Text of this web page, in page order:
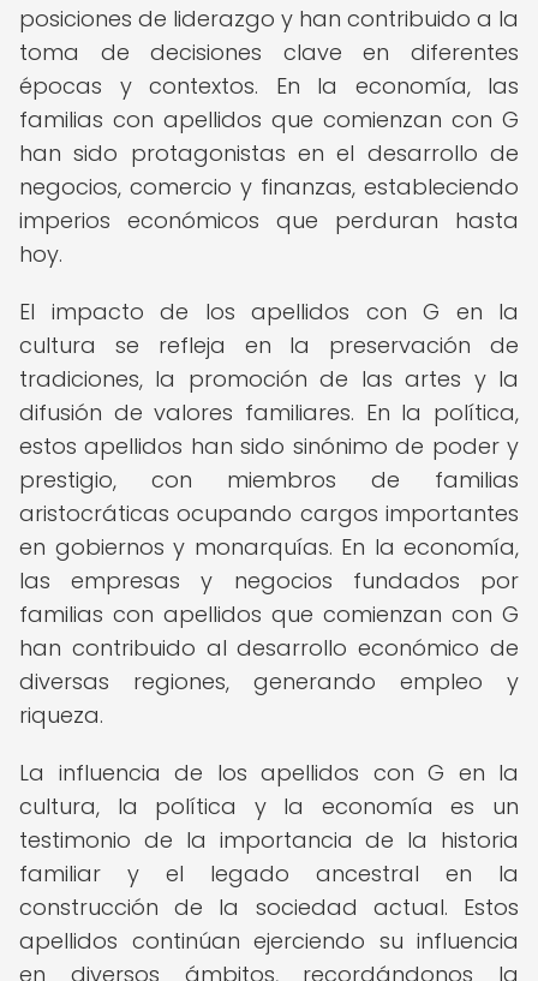
posiciones de liderazgo y han contribuido a la
toma de decisiones clave en diferentes
épocas y contextos. En la economía, las
familias con apellidos que comienzan con G
han sido protagonistas en el desarrollo de
negocios, comercio y finanzas, estableciendo
imperios económicos que perduran hasta
hoy.
El impacto de los apellidos con G en la
cultura se refleja en la preservación de
tradiciones, la promoción de las artes y la
difusión de valores familiares. En la política,
estos apellidos han sido sinónimo de poder y
prestigio, con miembros de familias
aristocráticas ocupando cargos importantes
en gobiernos y monarquías. En la economía,
las empresas y negocios fundados por
familias con apellidos que comienzan con G
han contribuido al desarrollo económico de
diversas regiones, generando empleo y
riqueza.
La influencia de los apellidos con G en la
cultura, la política y la economía es un
testimonio de la importancia de la historia
familiar y el legado ancestral en la
construcción de la sociedad actual. Estos
apellidos continúan ejerciendo su influencia
en diversos ámbitos, recordándonos la